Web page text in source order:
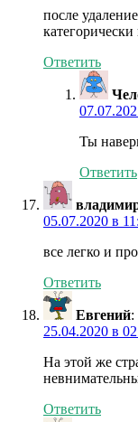
после
Ответить
Ты
Ответить
05.07.2020 в
все легко и
Ответить
Евгений:
25.04.2020 в
На этой же
Ответить